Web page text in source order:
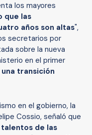
los mayores
que las
años son altas",
secretarios por
sobre la nueva
en el primer
una transición
en el gobierno, la
Cossio, señaló que
de las